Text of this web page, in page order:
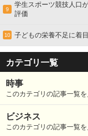
9
学生スポーツ競技人口
評価
10 子どもの栄養不足に着
カテゴリ一覧
時事
このカテゴリの記事一覧を
ビジネス
このカテゴリの記事一覧を